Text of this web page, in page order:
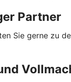
Partner
Sie gerne zu